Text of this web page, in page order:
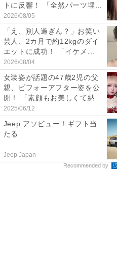
トに反響！ 「全然パーツ埋...
2026/08/05
「え、別人過ぎん？」お笑い
芸人、2カ月で約12kgのダイ
エットに成功！ 「イケメ...
2026/08/04
女装姿が話題の47歳2児の父
親、ビフォーアフター姿を公
開！ 「素顔もお美しくて納...
2025/06/12
Jeep アソビュー！ギフト当
たる
Jeep Japan
Recommended by